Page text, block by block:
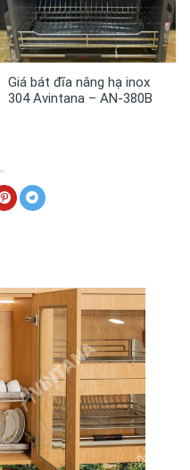
Giá bát đĩa nâng hạ inox
304 Avintana – AN-380B